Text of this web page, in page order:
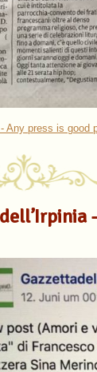
Any press is good